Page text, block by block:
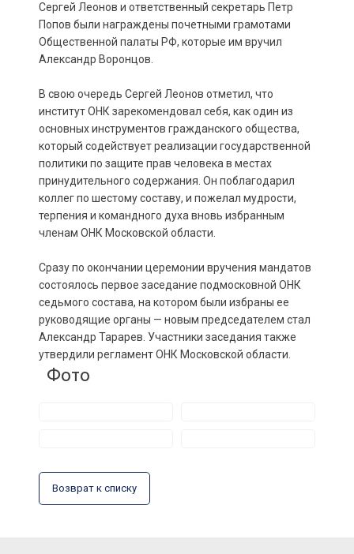
Сергей Леонов и ответственный секретарь Петр
Попов были награждены почетными грамотами
Общественной палаты РФ, которые им вручил
Александр Воронцов.
В свою очередь Сергей Леонов отметил, что
институт ОНК зарекомендовал себя, как один из
основных инструментов гражданского общества,
который содействует реализации государственной
политики по защите прав человека в местах
принудительного содержания. Он поблагодарил
коллег по шестому составу, и пожелал мудрости,
терпения и командного духа вновь избранным
членам ОНК Московской области.
Сразу по окончании церемонии вручения мандатов
состоялось первое заседание подмосковной ОНК
седьмого состава, на котором были избраны ее
руководящие органы — новым председателем стал
Александр Тарарев. Участники заседания также
утвердили регламент ОНК Московской области.
Фото
Возврат к списку